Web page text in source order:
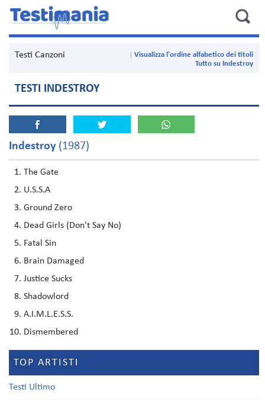
Testi Canzoni
Visualizza l'ordine alfabetico dei titoli
Tutto su Indestroy
TESTI INDESTROY
Indestroy(1987)
The Gate
U.S.S.A
Ground Zero
Dead Girls (Don't Say No)
Fatal Sin
Brain Damaged
Justice Sucks
Shadowlord
A.I.M.L.E.S.S.
Dismembered
TOP ARTISTI
Testi Ultimo